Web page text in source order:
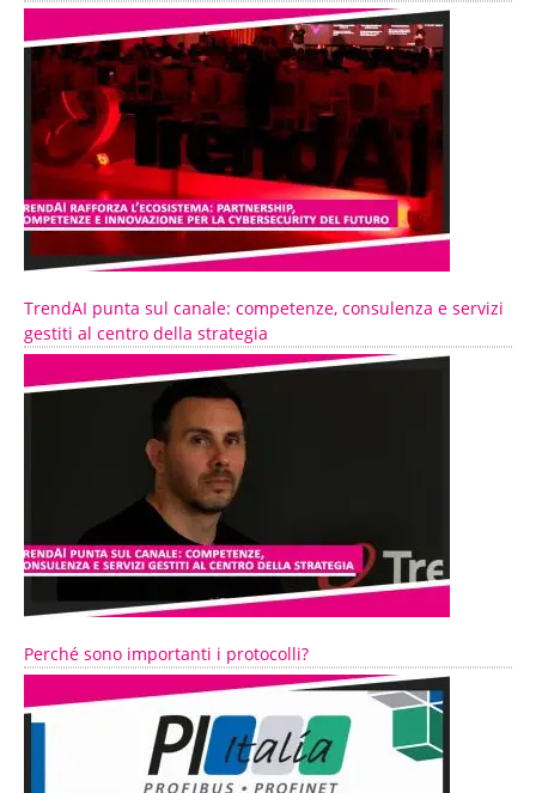
TrendAI punta sul canale: competenze, consulenza e servizi
gestiti al centro della strategia
Perché sono importanti i protocolli?